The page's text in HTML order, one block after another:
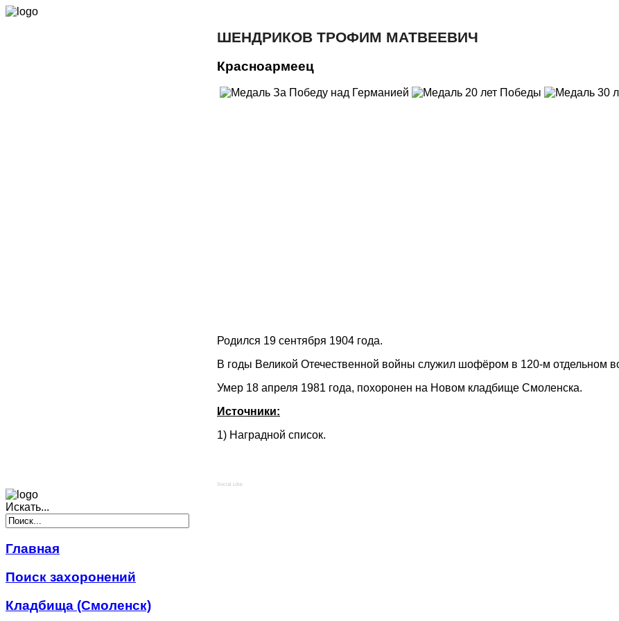
ШЕНДРИКОВ ТРОФИМ МАТВЕЕВИЧ
Красноармеец
Родился 19 сентября 1904 года.
В годы Великой Отечественной войны служил шофёром в 120-м отдельном
Умер 18 апреля 1981 года, похоронен на Новом кладбище Смоленска.
Источники:
1) Наградной список.
Social Like
Искать...
Главная
Поиск захоронений
Кладбища (Смоленск)